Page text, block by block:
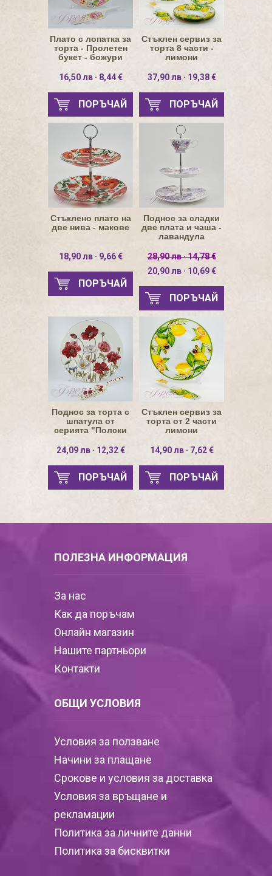
Плато с лопатка за
торта - Пролетен
букет - божури
16,50 лв · 8,44 €
ПОРЪЧАЙ
Стъклен сервиз за
торта 8 части -
лимони
37,90 лв · 19,38 €
ПОРЪЧАЙ
Стъклено плато на
две нива - макове
18,90 лв · 9,66 €
ПОРЪЧАЙ
Поднос за сладки
две плата и чаша -
лавандула
28,90 лв · 14,78 €
20,90 лв · 10,69 €
ПОРЪЧАЙ
Поднос за торта с
шпатула от
серията "Полски
24,09 лв · 12,32 €
ПОРЪЧАЙ
Стъклен сервиз за
торта от 2 части
лимони
14,90 лв · 7,62 €
ПОРЪЧАЙ
ПОЛЕЗНА ИНФОРМАЦИЯ
За нас
Как да поръчам
Онлайн магазин
Нашите партньори
Контакти
ОБЩИ УСЛОВИЯ
Условия за ползване
Начини за плащане
Срокове и условия за доставка
Условия за връщане и
рекламации
Политика за личните данни
Политика за бисквитки